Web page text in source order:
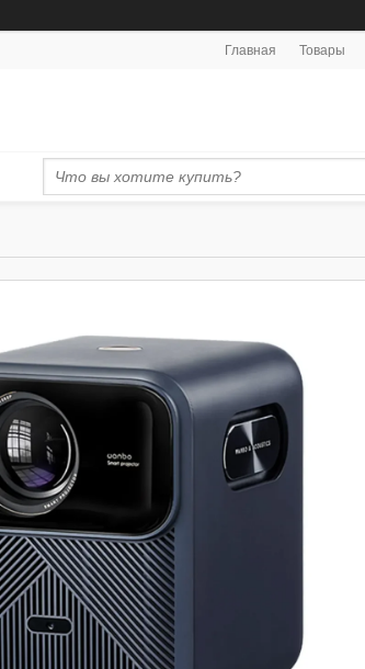
Главная Товары